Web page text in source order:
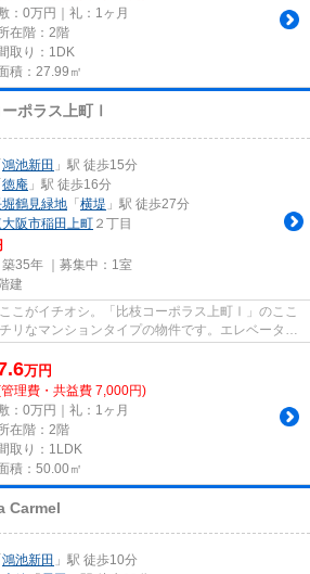
：0万円｜礼：1ヶ月
在階：2階
取り：1DK
積：27.99㎡
ーポラス上町Ⅰ
鴻池新田 」駅 徒歩15分
徳庵 」駅 徒歩16分
鶴見緑地 「横堤 」駅 徒歩27分
阪市稲田上町 ２丁目
35年 ｜募集中： 1室
建
こがイチオシ。「比枝コーポラス上町Ⅰ」のここ
リなマンションタイプの物件です。エレベーター
...
万円
理費・共益費 7,000円)
：0万円｜礼：1ヶ月
在階：2階
取り：1LDK
積：50.00㎡
Carmel
鴻池新田 」駅 徒歩10分